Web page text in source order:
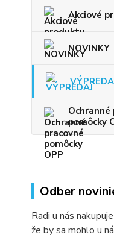
Akciové
NOVINKY
Ochranné
pomôcky
Odber
Radi u nás
že by sa mohlo u